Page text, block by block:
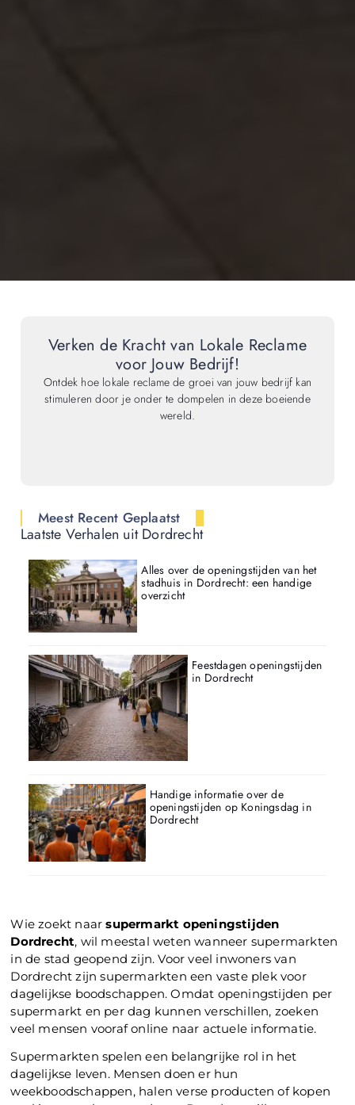
Wie zoekt naarsupermarkt openingstijden
Dordrecht, wil meestal weten wanneer supermarkten
in de stad geopend zijn. Voor veel inwoners van
Dordrecht zijn supermarkten een vaste plek voor
dagelijkse boodschappen. Omdat openingstijden per
supermarkt en per dag kunnen verschillen, zoeken
veel mensen vooraf online naar actuele informatie.
Supermarkten spelen een belangrijke rol in het
dagelijkse leven. Mensen doen er hun
weekboodschappen, halen verse producten of kopen
Verken de Kracht van Lokale Reclame
voor Jouw Bedrijf!
Ontdek hoe lokale reclame de groei van jouw bedrijf kan
stimuleren door je onder te dompelen in deze boeiende
wereld.
Meest Recent Geplaatst
Laatste Verhalen uit Dordrecht
Alles over de openingstijden van het
stadhuis in Dordrecht: een handige
overzicht
Feestdagen openingstijden
in Dordrecht
Handige informatie over de
openingstijden op Koningsdag in
Dordrecht